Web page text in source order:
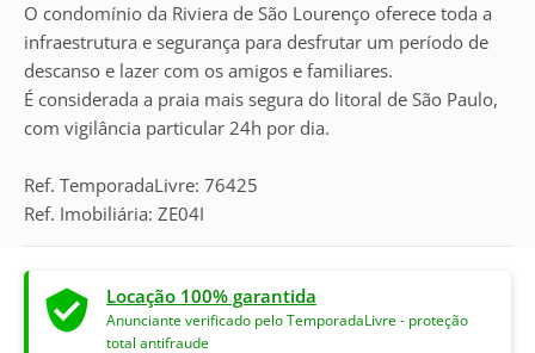
O condomínio da Riviera de São Lourenço oferece toda a
infraestrutura e segurança para desfrutar um período de
descanso e lazer com os amigos e familiares.
É considerada a praia mais segura do litoral de São Paulo,
com vigilância particular 24h por dia.
Ref. TemporadaLivre: 76425
Ref. Imobiliária: ZE04I
Locação 100% garantida
Anunciante verificado pelo TemporadaLivre - proteção
total antifraude